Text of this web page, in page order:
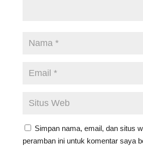
Simpan nama, email, dan situs
peramban ini untuk komentar saya